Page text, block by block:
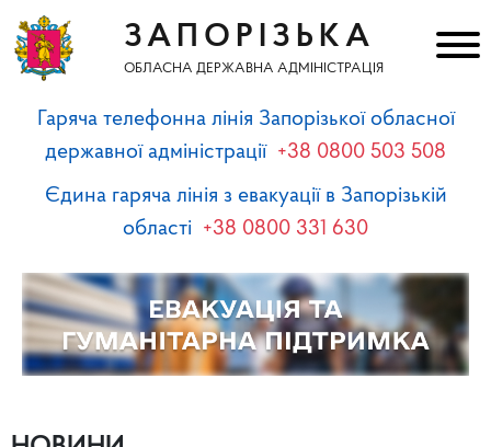
ЗАПОРІЗЬКА
ОБЛАСНА ДЕРЖАВНА АДМІНІСТРАЦІЯ
Гаряча телефонна лінія Запорізької обласної
державної адміністрації +38 0800 503 508
Єдина гаряча лінія з евакуації в Запорізькій
області +38 0800 331 630